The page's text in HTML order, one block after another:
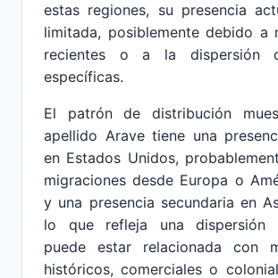
estas regiones, su presencia
limitada, posiblemente debido a
recientes o a la dispersión
específicas.
El patrón de distribución
apellido Arave tiene una
en Estados Unidos,
migraciones desde Europa o
y una presencia secundaria en
lo que refleja una dispersión
puede estar relacionada con
históricos, comerciales o